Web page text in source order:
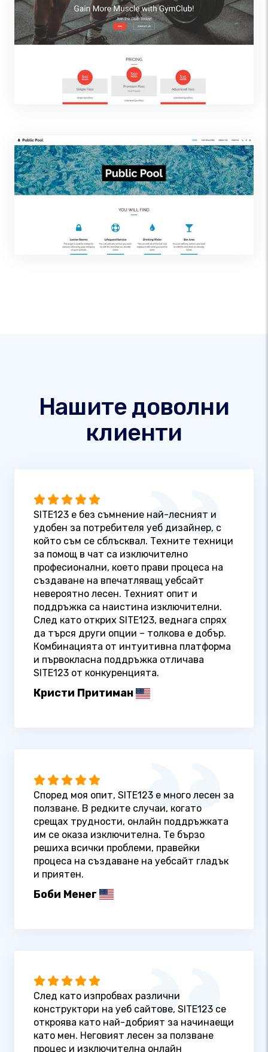
Нашите доволни
клиенти
SITE123 е без съмнение най-лесният и
удобен за потребителя уеб дизайнер, с
който съм се сблъсквал. Техните техници
за помощ в чат са изключително
професионални, което прави процеса на
създаване на впечатляващ уебсайт
невероятно лесен. Техният опит и
поддръжка са наистина изключителни.
След като открих SITE123, веднага спрях
да търся други опции – толкова е добър.
Комбинацията от интуитивна платформа
и първокласна поддръжка отличава
SITE123 от конкуренцията.
Кристи Притиман
Според моя опит, SITE123 е много лесен за
ползване. В редките случаи, когато
срещах трудности, онлайн поддръжката
им се оказа изключителна. Те бързо
решиха всички проблеми, правейки
процеса на създаване на уебсайт гладък
и приятен.
Боби Менег
След като изпробвах различни
конструктори на уеб сайтове, SITE123 се
откроява като най-добрият за начинаещи
като мен. Неговият лесен за ползване
процес и изключителна онлайн